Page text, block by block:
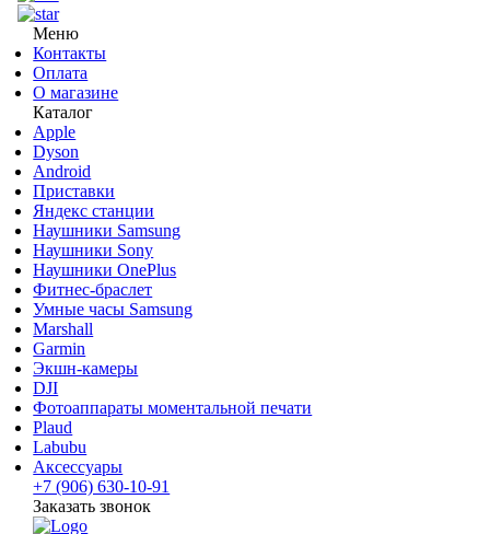
Меню
Контакты
Оплата
О магазине
Каталог
Apple
Dyson
Android
Приставки
Яндекс станции
Наушники Samsung
Наушники Sony
Наушники OnePlus
Фитнес-браслет
Умные часы Samsung
Marshall
Garmin
Экшн-камеры
DJI
Фотоаппараты моментальной печати
Plaud
Labubu
Аксессуары
+7 (906) 630-10-91
Заказать звонок